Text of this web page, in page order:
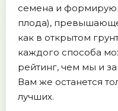
семена и
плода),
как в открытом
каждого способа
рейтинг, чем мы и
Вам же останется
лучших.